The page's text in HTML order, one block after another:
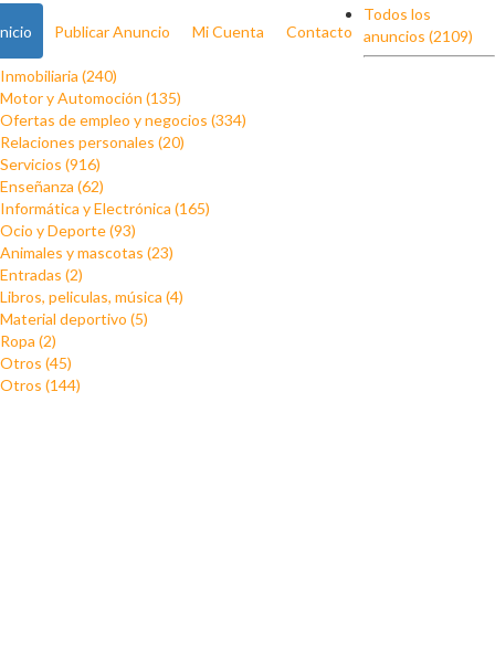
Publicar Anuncio Mi Cuenta Contacto
Todos los
anuncios (2109)
Inmobiliaria (240)
Motor y Automoción (135)
Ofertas de empleo y negocios (334)
Relaciones personales (20)
Servicios (916)
Enseñanza (62)
Informática y Electrónica (165)
Ocio y Deporte (93)
Animales y mascotas (23)
Entradas (2)
Libros, peliculas, música (4)
Material deportivo (5)
Ropa (2)
Otros (45)
Otros (144)